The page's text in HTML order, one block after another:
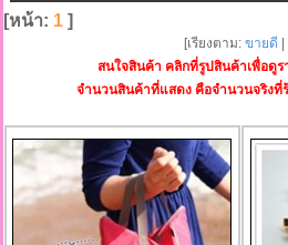
[หน้า: 1 ]
[เรียงตาม:ขายดี |
สนใจสินค้า คลิกที่รูปสินค้าเพื่อดูร
จำนวนสินค้าที่แสดง คือจำนวนจริงที่